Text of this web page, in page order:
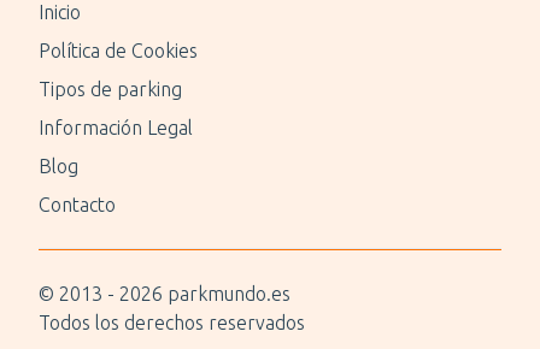
Inicio
Política de Cookies
Tipos de parking
Información Legal
Blog
Contacto
© 2013 - 2026 parkmundo.es
Todos los derechos reservados